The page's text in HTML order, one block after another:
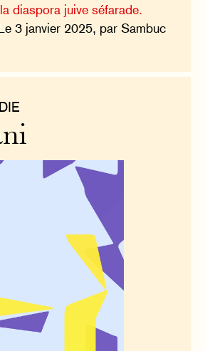
diaspora juive séfarade.
3 janvier 2025, par Sambuc